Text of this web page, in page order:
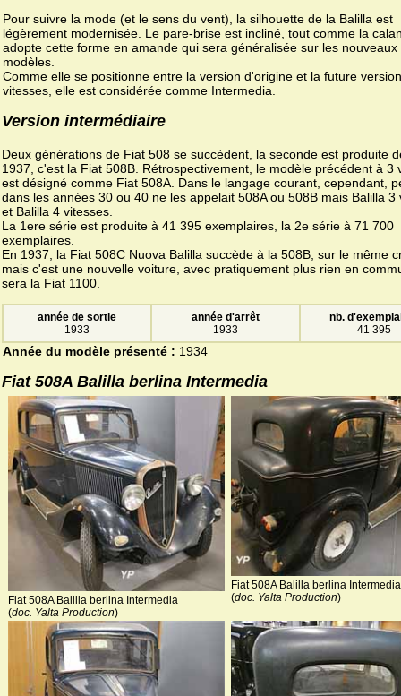
Pour suivre la mode (et le sens du vent), la silhouette de la Balilla est
légèrement modernisée. Le pare-brise est incliné, tout comme la
adopte cette forme en amande qui sera généralisée sur les nouveaux
modèles.
Comme elle se positionne entre la version d'origine et la future
vitesses, elle est considérée comme Intermedia.
Version intermédiaire
Deux générations de Fiat 508 se succèdent, la seconde est produite
1937, c'est la Fiat 508B. Rétrospectivement, le modèle précédent à 3
est désigné comme Fiat 508A. Dans le langage courant, cependant,
dans les années 30 ou 40 ne les appelait 508A ou 508B mais Balilla 3
et Balilla 4 vitesses.
La 1ere série est produite à 41 395 exemplaires, la 2e série à 71 700
exemplaires.
En 1937, la Fiat 508C Nuova Balilla succède à la 508B, sur le même
mais c'est une nouvelle voiture, avec pratiquement plus rien en
sera la Fiat 1100.
année de sortie
1933
année d'arrêt
1933
nb.
41 395
Année du modèle présenté : 1934
Fiat 508A Balilla berlina Intermedia
Fiat 508A Balilla berlina Intermedia
(doc. Yalta Production)
Fiat 508A Balilla berlina Intermedia
(doc. Yalta Production)